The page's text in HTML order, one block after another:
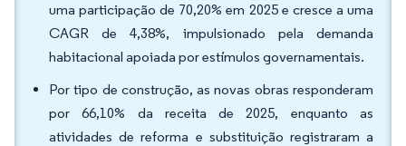
uma participação de 70,20% em 2025 e cresce a uma
CAGR de 4,38%, impulsionado pela demanda
habitacional apoiada por estímulos governamentais.
Por tipo de construção, as novas obras responderam
por 66,10% da receita de 2025, enquanto as
atividades de reforma e substituição registraram a